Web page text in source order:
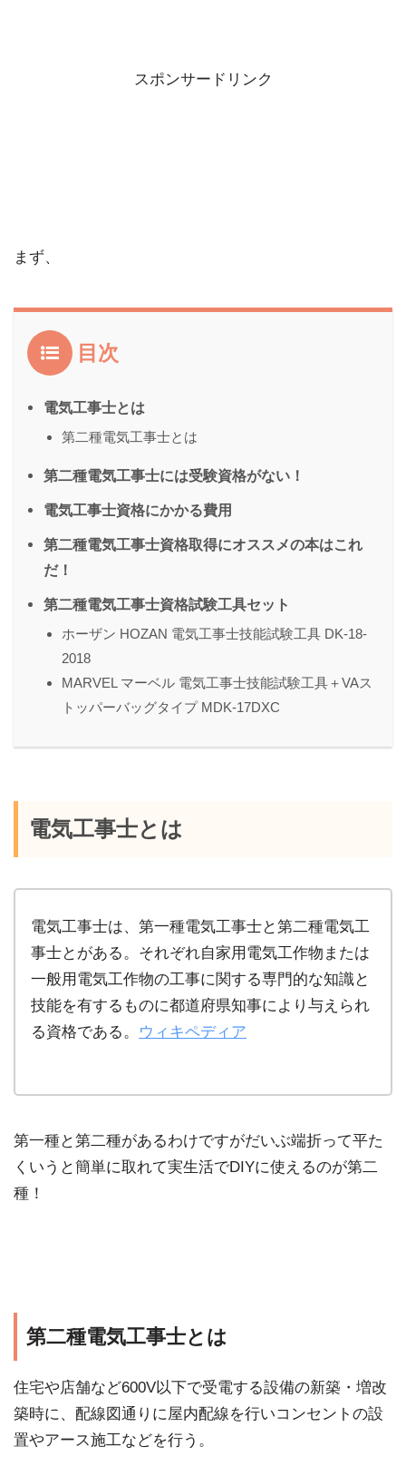
スポンサードリンク
まず、
目次
電気工事士とは
第二種電気工事士とは
第二種電気工事士には受験資格がない！
電気工事士資格にかかる費用
第二種電気工事士資格取得にオススメの本はこれ
だ！
第二種電気工事士資格試験工具セット
ホーザン HOZAN 電気工事士技能試験工具 DK-18-
2018
MARVEL マーベル 電気工事士技能試験工具＋VAス
トッパーバッグタイプ MDK-17DXC
電気工事士とは
電気工事士は、第一種電気工事士と第二種電気工
事士とがある。それぞれ自家用電気工作物または
一般用電気工作物の工事に関する専門的な知識と
技能を有するものに都道府県知事により与えられ
る資格である。 ウィキペディア
第一種と第二種があるわけですがだいぶ端折って平た
くいうと簡単に取れて実生活でDIYに使えるのが第二
種！
第二種電気工事士とは
住宅や店舗など600V以下で受電する設備の新築・増改
築時に、配線図通りに屋内配線を行いコンセントの設
置やアース施工などを行う。